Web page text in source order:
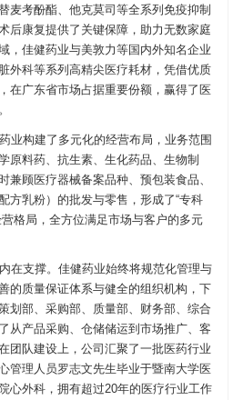
麦考酚酯、他克莫司等全系列免疫抑制
后康复提供了关键保障，助力无数家庭
，佳健药业与美敦力等国内外知名企业
外科等系列高精尖医疗耗材，凭借优质
在广东省市场占据重要份额，赢得了医
业构建了多元化的经营布局，业务范围
原料药、抗生素、生化药品、生物制
兼顾医疗器械备案品种、预包装食品、
方乳粉）的批发与零售，形成了“专科
格局，全方位满足市场与客户的多元
在支撑。佳健药业始终将规范化管理与
的质量保证体系与健全的组织机构，下
划部、采购部、质量部、财务部、综合
从产品采购、仓储储运到市场推广、客
团队建设上，公司汇聚了一批医药行业
管理人员罗志文先生毕业于暨南大学医
心外科，拥有超过20年的医疗行业工作